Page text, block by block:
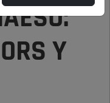
Y